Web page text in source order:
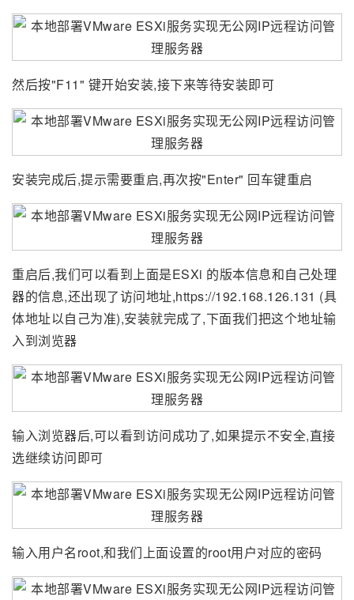
然后按"F11" 键开始安装,接下来等待安装即可
安装完成后,提示需要重启,再次按"Enter" 回车键重启
重启后,我们可以看到上面是ESXi 的版本信息和自己处理
器的信息,还出现了访问地址,https://192.168.126.131 (具
体地址以自己为准),安装就完成了,下面我们把这个地址输
入到浏览器
输入浏览器后,可以看到访问成功了,如果提示不安全,直接
选继续访问即可
输入用户名root,和我们上面设置的root用户对应的密码